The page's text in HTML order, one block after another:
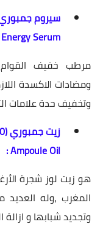
Energy Serum :
مرطب خفيف القوام
ومضادات الاكسدة
وتخفيف حدة علامات
Ampoule Oil :
المغرب ،وله
وتجديد شبابها و ازالة